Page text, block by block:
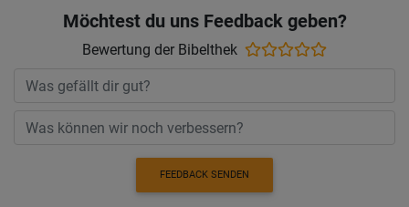
Möchtest du uns Feedback geben?
Bewertung der Bibelthek
FEEDBACK SENDEN